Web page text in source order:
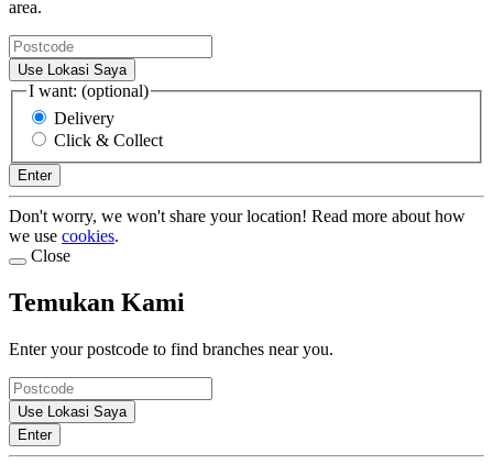
area.
Use Lokasi Saya
I want: (optional)
Delivery
Click & Collect
Enter
Don't worry, we won't share your location! Read more about how
we use cookies.
Close
Temukan Kami
Enter your postcode to find branches near you.
Use Lokasi Saya
Enter